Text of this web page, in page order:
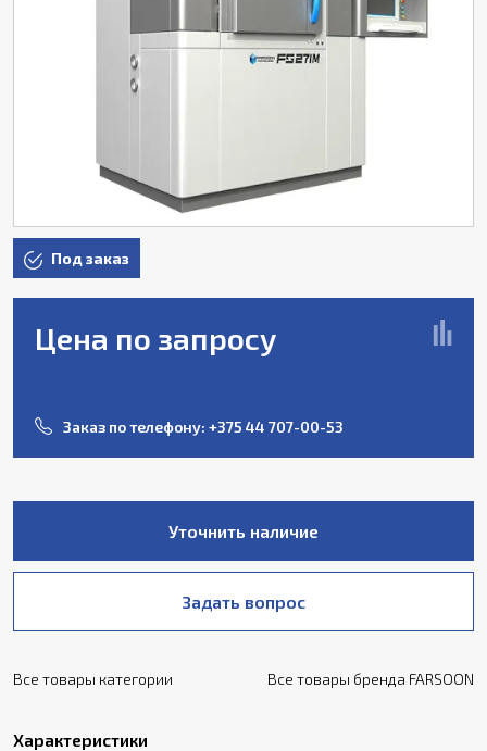
Под заказ
Цена по запросу
Заказ по телефону: +375 44 707-00-53
Уточнить наличие
Задать вопрос
Все товары категории Все товары бренда FARSOON
Характеристики